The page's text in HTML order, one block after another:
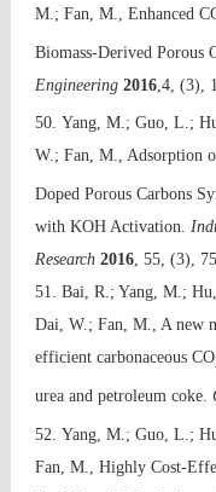
M.; Fan, M., Enhanced
Biomass-Derived Porous
Engineering 2016,4, (3),
50. Yang, M.; Guo, L.;
W.; Fan, M., Adsorption
Doped Porous Carbons
with KOH Activation.
Research 2016, 55, (3),
51. Bai, R.; Yang, M.;
Dai, W.; Fan, M., A new
efficient carbonaceous CO
urea and petroleum coke.
52. Yang, M.; Guo, L.;
Fan, M., Highly Cost-